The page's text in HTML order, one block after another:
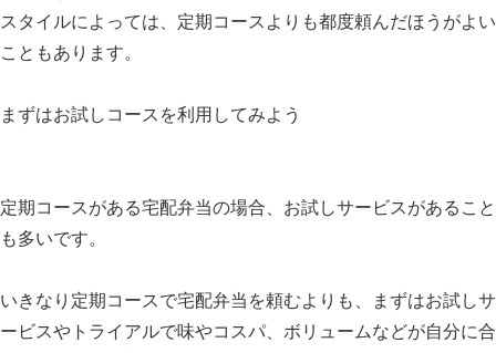
スタイルによっては、定期コースよりも都度頼んだほうがよい
こともあります。
まずはお試しコースを利用してみよう
定期コースがある宅配弁当の場合、お試しサービスがあること
も多いです。
いきなり定期コースで宅配弁当を頼むよりも、まずはお試しサ
ービスやトライアルで味やコスパ、ボリュームなどが自分に合